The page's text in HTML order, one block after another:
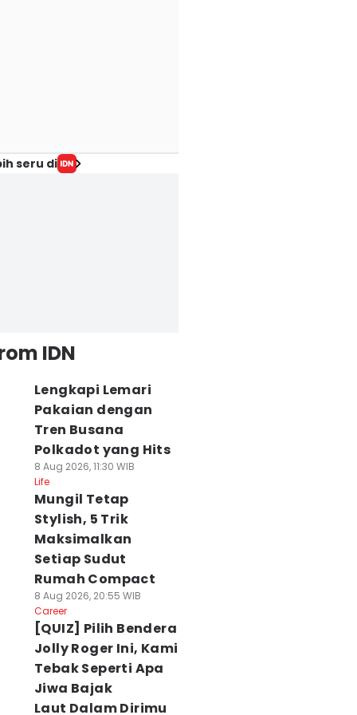
seru di
IDN
Lengkapi Lemari
Pakaian dengan
Tren Busana
Polkadot yang Hits
8 Aug 2026, 11:30 WIB
Life
Mungil Tetap
Stylish, 5 Trik
Maksimalkan
Setiap Sudut
Rumah Compact
8 Aug 2026, 20:55 WIB
Career
[QUIZ] Pilih Bendera
Jolly Roger Ini, Kami
Tebak Seperti Apa
Jiwa Bajak
Laut Dalam Dirimu